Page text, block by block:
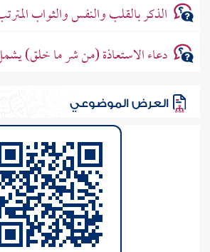
الذكر بالقلب والنفس والثواب
دعاء الاستعاذة (من شر ما خلق)
العرض الموضوعي